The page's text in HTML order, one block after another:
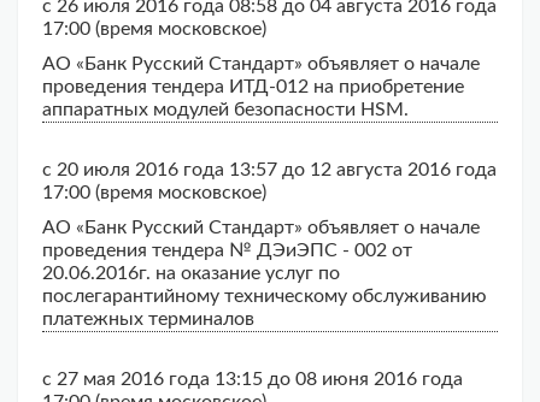
с 26 июля 2016 года 08:58 до 04 августа 2016 года
17:00 (время московское)
АО «Банк Русский Стандарт» объявляет о начале
проведения тендера ИТД-012 на приобретение
аппаратных модулей безопасности HSM.
с 20 июля 2016 года 13:57 до 12 августа 2016 года
17:00 (время московское)
АО «Банк Русский Стандарт» объявляет о начале
проведения тендера № ДЭиЭПС - 002 от
20.06.2016г. на оказание услуг по
послегарантийному техническому обслуживанию
платежных терминалов
с 27 мая 2016 года 13:15 до 08 июня 2016 года